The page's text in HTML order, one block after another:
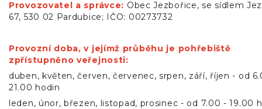
Provozovatel a správce: Obec Jezbořice, se sídlem
67, 530 02 Pardubice; IČO: 00273732
Provozní doba, v jejímž průběhu je pohřebiště
zpřístupněno veřejnosti:
duben, květen, červen, červenec, srpen, září, říjen - od
21.00 hodin
leden, únor, březen, listopad, prosinec - od 7.00 - 19.00